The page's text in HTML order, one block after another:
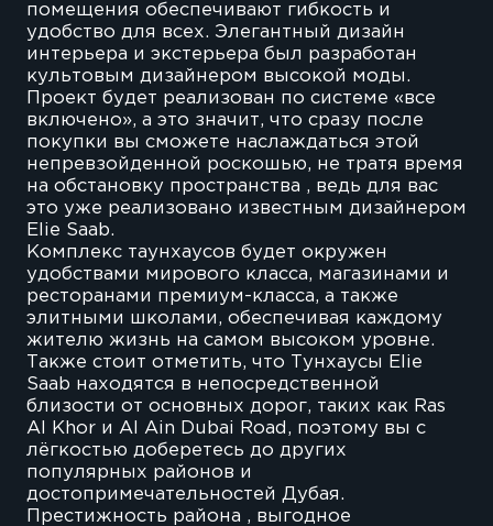
помещения обеспечивают гибкость и
удобство для всех. Элегантный дизайн
интерьера и экстерьера был разработан
культовым дизайнером высокой моды.
Проект будет реализован по системе «все
включено», а это значит, что сразу после
покупки вы сможете наслаждаться этой
непревзойденной роскошью, не тратя время
на обстановку пространства , ведь для вас
это уже реализовано известным дизайнером
Elie Saab.
Комплекс таунхаусов будет окружен
удобствами мирового класса, магазинами и
ресторанами премиум-класса, а также
элитными школами, обеспечивая каждому
жителю жизнь на самом высоком уровне.
Также стоит отметить, что Тунхаусы Elie
Saab находятся в непосредственной
близости от основных дорог, таких как Ras
Al Khor и Al Ain Dubai Road, поэтому вы с
лёгкостью доберетесь до других
популярных районов и
достопримечательностей Дубая.
Престижность района , выгодное